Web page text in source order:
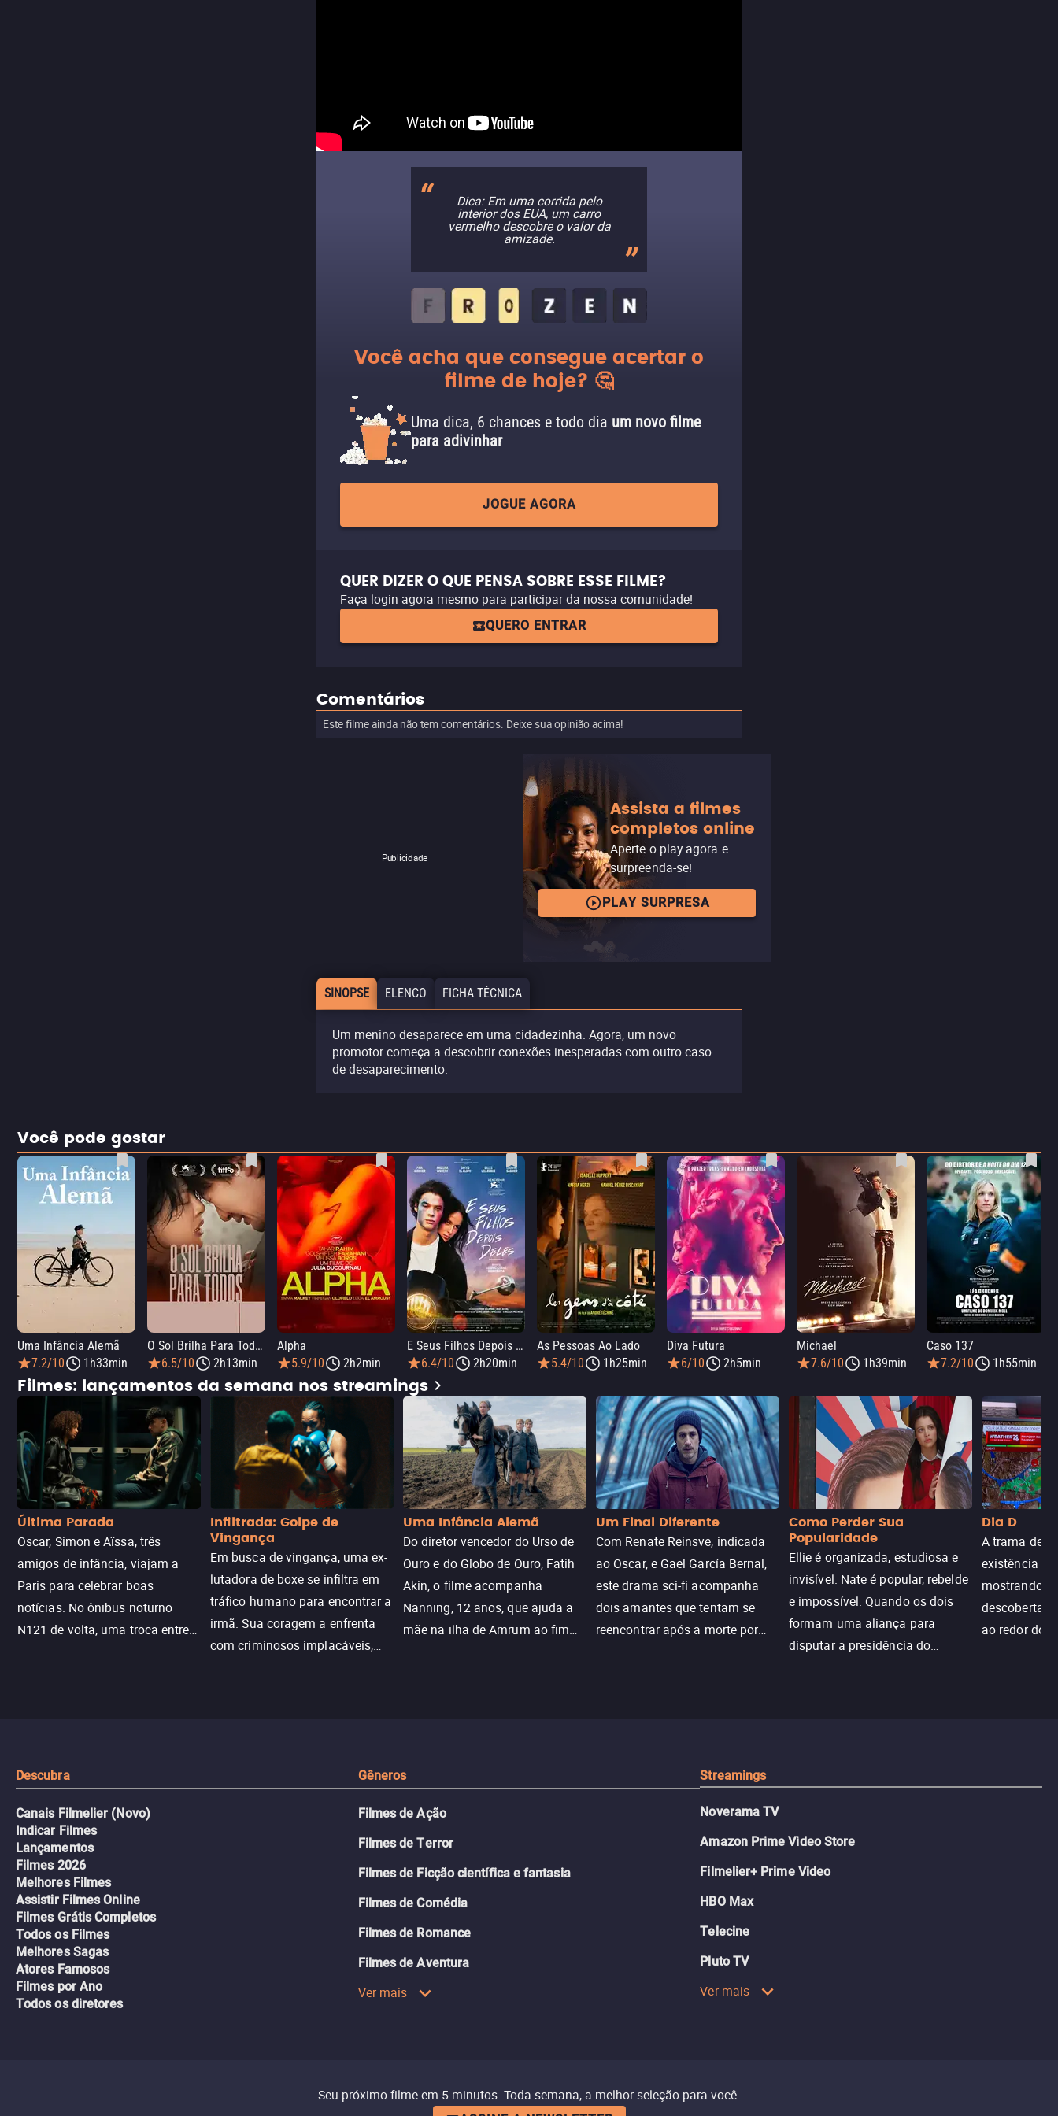
Dica: Em uma corrida pelo
interior dos EUA, um carro
vermelho descobre o valor da
amizade.
Você acha que consegue acertar o
filme de hoje? 🤔
Uma dica, 6 chances e todo dia um novo filme
para adivinhar
JOGUE AGORA
QUER DIZER O QUE PENSA SOBRE ESSE FILME?
Faça login agora mesmo para participar da nossa comunidade!
QUERO ENTRAR
Comentários
Este filme ainda não tem comentários. Deixe sua opinião acima!
Publicidade
Assista a filmes
completos online
Aperte o play agora e
surpreenda-se!
PLAY SURPRESA
SINOPSE ELENCO FICHA TÉCNICA
Um menino desaparece em uma cidadezinha. Agora, um novo
promotor começa a descobrir conexões inesperadas com outro caso
de desaparecimento.
Você pode gostar
Uma Infância Alemã
7.2/10
1h33min
O Sol Brilha Para Todos
6.5/10
2h13min
Alpha
5.9/10
2h2min
E Seus Filhos Depois Deles
6.4/10
2h20min
As Pessoas Ao Lado
5.4/10
1h25min
Diva Futura
6/10
2h5min
Michael
7.6/10
1h39min
Caso 137
7.2/10
1h55min
Filmes: lançamentos da semana nos streamings
Última Parada
Oscar, Simon e Aïssa, três
amigos de infância, viajam a
Paris para celebrar boas
notícias. No ônibus noturno
N121 de volta, uma troca entre
Infiltrada: Golpe de
Vingança
Em busca de vingança, uma ex-
lutadora de boxe se infiltra em
tráfico humano para encontrar a
irmã. Sua coragem a enfrenta
com criminosos implacáveis,
Uma Infância Alemã
Do diretor vencedor do Urso de
Ouro e do Globo de Ouro, Fatih
Akin, o filme acompanha
Nanning, 12 anos, que ajuda a
mãe na ilha de Amrum ao fim
Um Final Diferente
Com Renate Reinsve, indicada
ao Oscar, e Gael García Bernal,
este drama sci-fi acompanha
dois amantes que tentam se
reencontrar após a morte por
Como Perder Sua
Popularidade
Ellie é organizada, estudiosa e
invisível. Nate é popular, rebelde
e impossível. Quando os dois
formam uma aliança para
disputar a presidência do
Dia D
A trama de
existência
mostrando
descoberta
ao redor do
Descubra
Canais Filmelier (Novo)
Indicar Filmes
Lançamentos
Filmes 2026
Melhores Filmes
Assistir Filmes Online
Filmes Grátis Completos
Todos os Filmes
Melhores Sagas
Atores Famosos
Filmes por Ano
Todos os diretores
Gêneros
Filmes de Ação
Filmes de Terror
Filmes de Ficção científica e fantasia
Filmes de Comédia
Filmes de Romance
Filmes de Aventura
Ver mais
Streamings
Noverama TV
Amazon Prime Video Store
Filmelier+ Prime Video
HBO Max
Telecine
Pluto TV
Ver mais
Seu próximo filme em 5 minutos. Toda semana, a melhor seleção para você.